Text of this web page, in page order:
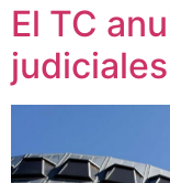
El TC